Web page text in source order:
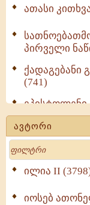
ათასი
პირველი
ქადაგებანი
(741)
ეპისტოლენი,
(723)
მოძღვრის
Wisdomge
ქადაგებანი
ავტორი
Search
ილია II
იოსებ